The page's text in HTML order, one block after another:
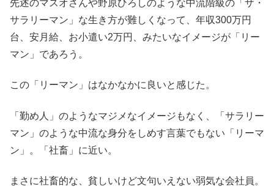
先述のマスオさんや野原ひろしのような中流階級の「ザ・
サラリーマン」な生き方が難しくなって、年収300万円
台、 安月給、お小遣い2万円、みたいなイメージが「リー
マン」 であろう。
この「リーマン」はなかなかに良いと感じた。
「勤め人」 のようなマジメなイメージもなく、「サラリー
マン」 のような中流な身分をしめす言葉でもない「リーマ
ン」。「社畜」に近い。
まさに社畜的な、貧しいけど文句いえない弱気な会社員。